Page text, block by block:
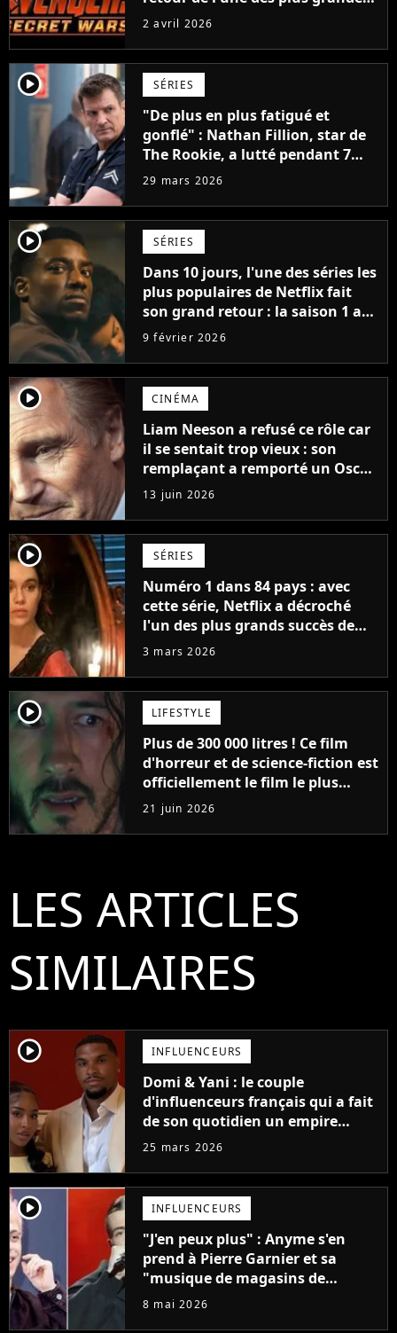
sagas fantastiques de tous les
2 avril 2026
player2 SÉRIES
"De plus en plus fatigué et
gonflé" : Nathan Fillion, star de
The Rookie, a lutté pendant 7
ans avec un rôle qui le détruisait
29 mars 2026
player2 SÉRIES
Dans 10 jours, l'une des séries les
plus populaires de Netflix fait
son grand retour : la saison 1 a
cumulé plus de 98 millions de
9 février 2026
player2 CINÉMA
Liam Neeson a refusé ce rôle car
il se sentait trop vieux : son
remplaçant a remporté un Oscar
et est considéré comme le plus
grand acteur de tous les temps
13 juin 2026
player2 SÉRIES
Numéro 1 dans 84 pays : avec
cette série, Netflix a décroché
l'un des plus grands succès de
tous les temps
3 mars 2026
player2 LIFESTYLE
Plus de 300 000 litres ! Ce film
d'horreur et de science-fiction est
officiellement le film le plus
sanglant de tous les temps
21 juin 2026
LES ARTICLES
SIMILAIRES
player2 INFLUENCEURS
Domi & Yani : le couple
d'influenceurs français qui a fait
de son quotidien un empire
digital
25 mars 2026
player2 INFLUENCEURS
"J'en peux plus" : Anyme s'en
prend à Pierre Garnier et sa
"musique de magasins de
fringues"
8 mai 2026